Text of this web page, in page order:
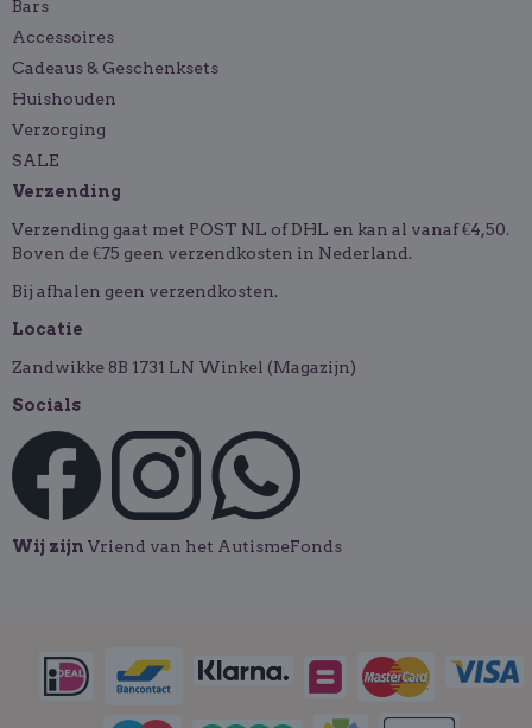
Bars
Accessoires
Cadeaus & Geschenksets
Huishouden
Verzorging
SALE
Verzending
Verzending gaat met POST NL of DHL en kan al vanaf €4,50.
Boven de €75 geen verzendkosten in Nederland.
Bij afhalen geen verzendkosten.
Locatie
Zandwikke 8B 1731 LN Winkel (Magazijn)
Socials
Wij zijn Vriend van het AutismeFonds